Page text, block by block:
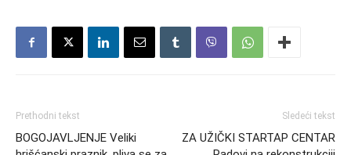
Prethodni tekst
BOGOJAVLJENJE Veliki
Sledeći tekst
ZA UŽIČKI STARTAP CENTAR